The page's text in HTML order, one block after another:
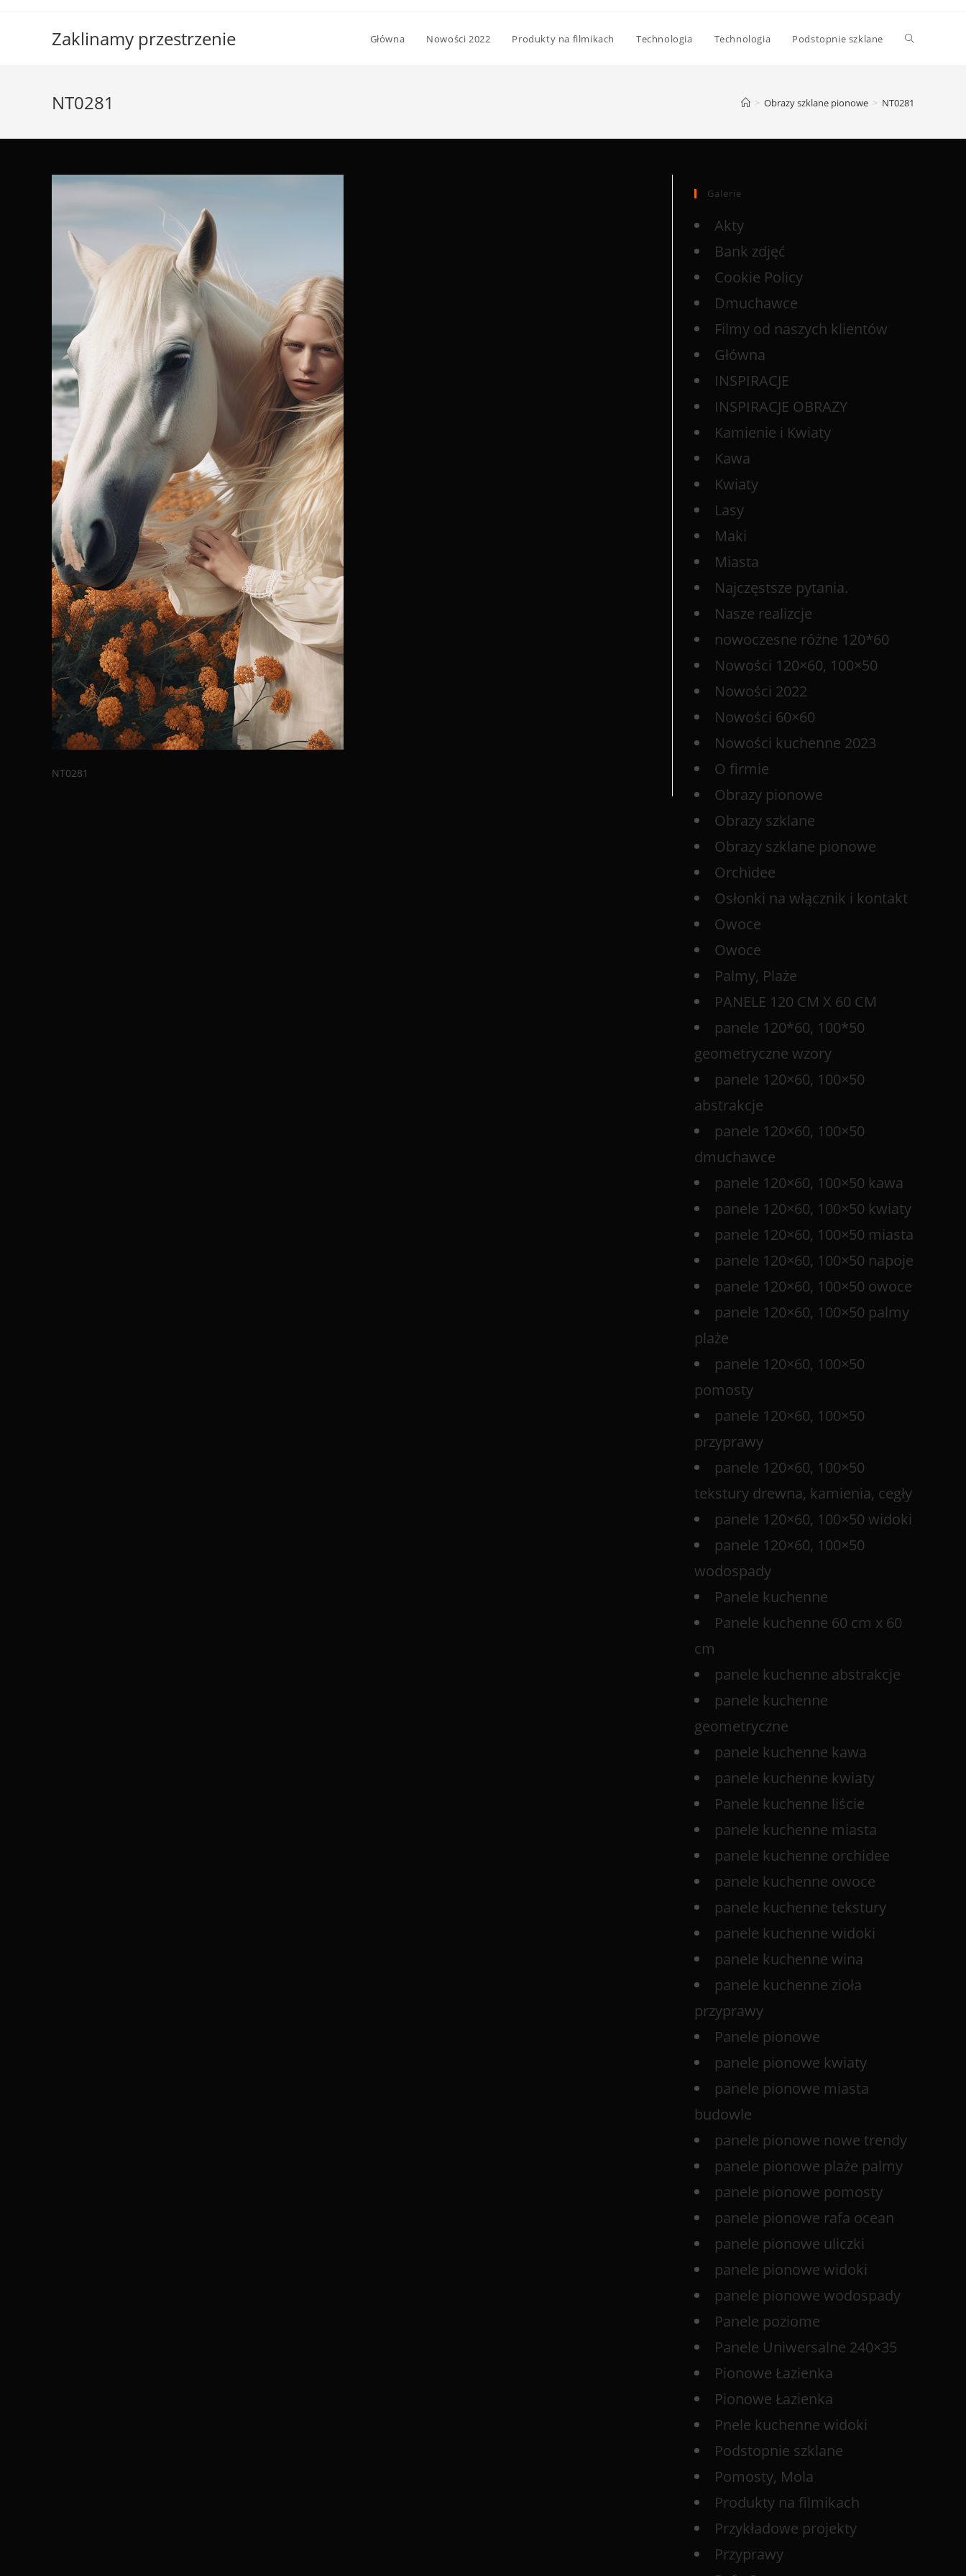
Zaklinamy przestrzenie Główna Nowości 2022 Produkty na filmikach Technologia Technologia Podstopnie szklane
NT0281 > Obrazy szklane pionowe > NT0281
NT0281
Galerie
Akty
Bank zdjęć
Cookie Policy
Dmuchawce
Filmy od naszych klientów
Główna
INSPIRACJE
INSPIRACJE OBRAZY
Kamienie i Kwiaty
Kawa
Kwiaty
Lasy
Maki
Miasta
Najczęstsze pytania.
Nasze realizcje
nowoczesne różne 120*60
Nowości 120×60, 100×50
Nowości 2022
Nowości 60×60
Nowości kuchenne 2023
O firmie
Obrazy pionowe
Obrazy szklane
Obrazy szklane pionowe
Orchidee
Osłonki na włącznik i kontakt
Owoce
Owoce
Palmy, Plaże
PANELE 120 CM X 60 CM
panele 120*60, 100*50
geometryczne wzory
panele 120×60, 100×50
abstrakcje
panele 120×60, 100×50
dmuchawce
panele 120×60, 100×50 kawa
panele 120×60, 100×50 kwiaty
panele 120×60, 100×50 miasta
panele 120×60, 100×50 napoje
panele 120×60, 100×50 owoce
panele 120×60, 100×50 palmy
plaże
panele 120×60, 100×50
pomosty
panele 120×60, 100×50
przyprawy
panele 120×60, 100×50
tekstury drewna, kamienia, cegły
panele 120×60, 100×50 widoki
panele 120×60, 100×50
wodospady
Panele kuchenne
Panele kuchenne 60 cm x 60
cm
panele kuchenne abstrakcje
panele kuchenne
geometryczne
panele kuchenne kawa
panele kuchenne kwiaty
Panele kuchenne liście
panele kuchenne miasta
panele kuchenne orchidee
panele kuchenne owoce
panele kuchenne tekstury
panele kuchenne widoki
panele kuchenne wina
panele kuchenne zioła
przyprawy
Panele pionowe
panele pionowe kwiaty
panele pionowe miasta
budowle
panele pionowe nowe trendy
panele pionowe plaże palmy
panele pionowe pomosty
panele pionowe rafa ocean
panele pionowe uliczki
panele pionowe widoki
panele pionowe wodospady
Panele poziome
Panele Uniwersalne 240×35
Pionowe Łazienka
Pionowe Łazienka
Pnele kuchenne widoki
Podstopnie szklane
Pomosty, Mola
Produkty na filmikach
Przykładowe projekty
Przyprawy